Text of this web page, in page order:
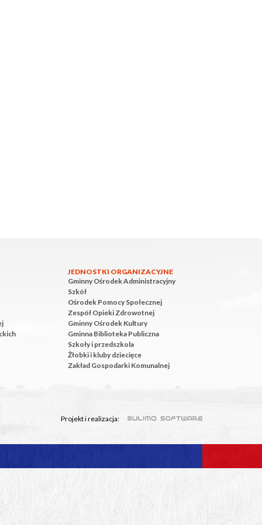
JEDNOSTKI ORGANIZACYJNE
Gminny Ośrodek Administracyjny
Szkół
Ośrodek Pomocy Społecznej
Zespół Opieki Zdrowotnej
Gminny Ośrodek Kultury
Gminna Biblioteka Publiczna
Szkoły i przedszkola
Żłobki i kluby dziecięce
Zakład Gospodarki Komunalnej
Projekt i realizacja: